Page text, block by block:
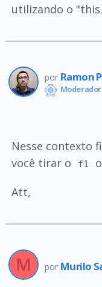
utilizando o
por Ramon
Moderador
Nesse contexto
você tirar o
f1 o
Att,
por Murilo